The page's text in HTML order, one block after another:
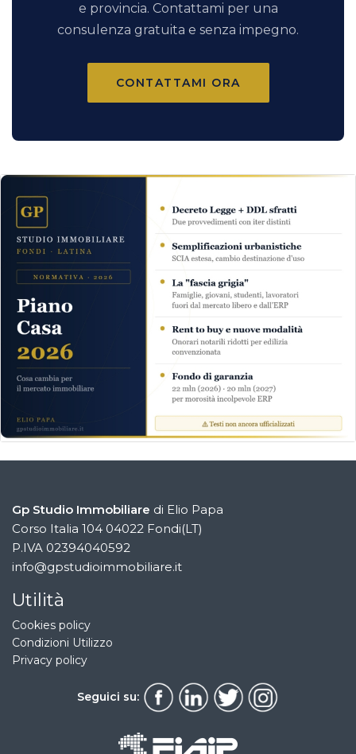
e provincia. Contattami per una
consulenza gratuita e senza impegno.
CONTATTAMI ORA
Gp Studio Immobiliare di Elio Papa
Corso Italia 104 04022 Fondi(LT)
P.IVA 02394040592
info@gpstudioimmobiliare.it
Utilità
Cookies policy
Condizioni Utilizzo
Privacy policy
Seguici su: